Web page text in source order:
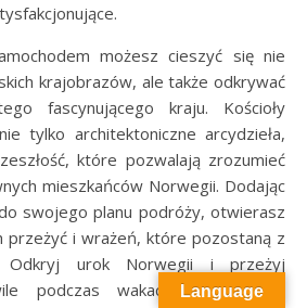
możesz cieszyć się nie
krajobrazów, ale także odkrywać
fascynującego kraju. Kościoły
tylko architektoniczne arcydzieła,
które pozwalają zrozumieć
mieszkańców Norwegii. Dodając
swojego planu podróży, otwierasz
przeżyć i wrażeń, które pozostaną z
Odkryj urok Norwegii i przeżyj
podczas wakacyjnej wyprawy
Language